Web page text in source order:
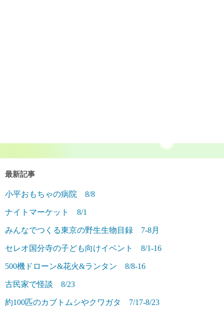
最新記事
小平おもちゃの病院 8/8
ナイトマーケット 8/1
みんなでつくる東京の野生生物目録 7-8月
セレオ国分寺の子ども向けイベント 8/1-16
500機ドローン&花火&ランタン 8/8-16
古民家で怪談 8/23
約100匹のカブトムシやクワガタ 7/17-8/23